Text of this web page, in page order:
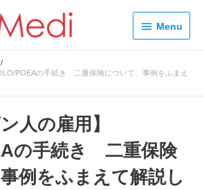
Menu
Menu
POEAの手続き 二重保険について、事例をふまえ
人の雇用】
の手続き 二重保険
例をふまえて解説し